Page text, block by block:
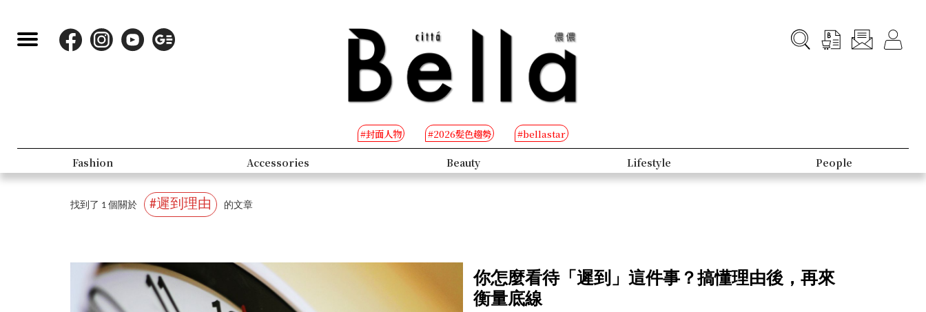
#封面人物 #2026髮色趨勢 #bellastar
Fashion Accessories Beauty Lifestyle People
找到了 1 個關於 #遲到理由 的文章
你怎麼看待「遲到」這件事？搞懂理由後，再來
衡量底線